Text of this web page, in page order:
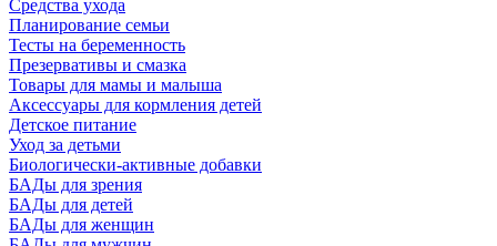
Средства ухода
Планирование семьи
Тесты на беременность
Презервативы и смазка
Товары для мамы и малыша
Аксессуары для кормления детей
Детское питание
Уход за детьми
Биологически-активные добавки
БАДы для зрения
БАДы для детей
БАДы для женщин